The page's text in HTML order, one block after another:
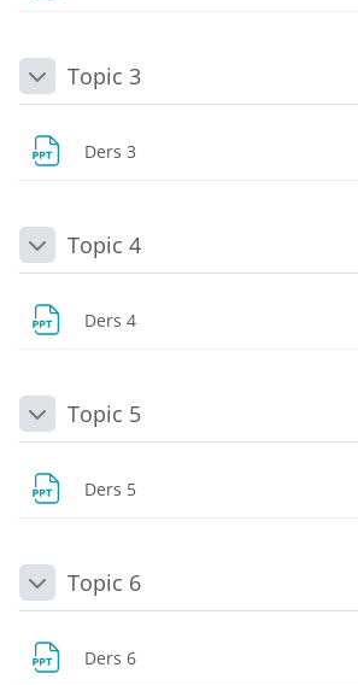
DaraltTopic 3
Ders 3
DaraltTopic 4
Ders 4
DaraltTopic 5
Ders 5
DaraltTopic 6
Ders 6